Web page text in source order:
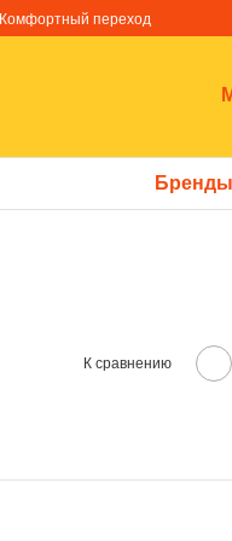
Комфортный переход
Бренды
К сравнению